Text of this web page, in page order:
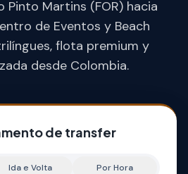
Pinto Martins (FOR) hacia
de Eventos y Beach
flota premium y
desde Colombia.
de transfer
Ida e Volta Por Hora